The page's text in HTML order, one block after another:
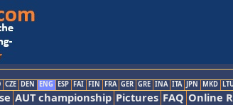
CZE DEN ENG ESP FAI FIN FRA GER GRE INA ITA JPN MKD
AUT championship Pictures FAQ Online